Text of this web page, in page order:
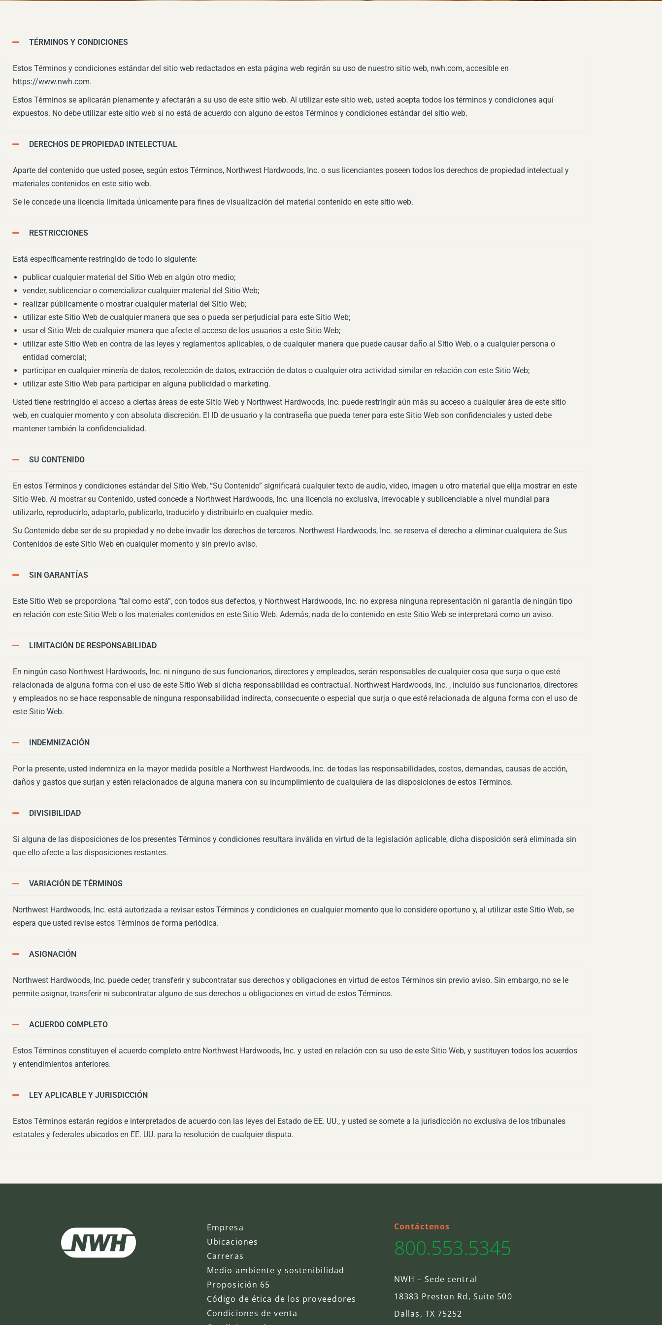
TÉRMINOS Y CONDICIONES
Estos Términos y condiciones estándar del sitio web redactados en esta página web regirán su uso de nuestro sitio web, nwh.com, accesible en
https://www.nwh.com.
Estos Términos se aplicarán plenamente y afectarán a su uso de este sitio web. Al utilizar este sitio web, usted acepta todos los términos y condiciones aquí
expuestos. No debe utilizar este sitio web si no está de acuerdo con alguno de estos Términos y condiciones estándar del sitio web.
DERECHOS DE PROPIEDAD INTELECTUAL
Aparte del contenido que usted posee, según estos Términos, Northwest Hardwoods, Inc. o sus licenciantes poseen todos los derechos de propiedad intelectual y
materiales contenidos en este sitio web.
Se le concede una licencia limitada únicamente para fines de visualización del material contenido en este sitio web.
RESTRICCIONES
Está específicamente restringido de todo lo siguiente:
publicar cualquier material del Sitio Web en algún otro medio;
vender, sublicenciar o comercializar cualquier material del Sitio Web;
realizar públicamente o mostrar cualquier material del Sitio Web;
utilizar este Sitio Web de cualquier manera que sea o pueda ser perjudicial para este Sitio Web;
usar el Sitio Web de cualquier manera que afecte el acceso de los usuarios a este Sitio Web;
utilizar este Sitio Web en contra de las leyes y reglamentos aplicables, o de cualquier manera que puede causar daño al Sitio Web, o a cualquier persona o
entidad comercial;
participar en cualquier minería de datos, recolección de datos, extracción de datos o cualquier otra actividad similar en relación con este Sitio Web;
utilizar este Sitio Web para participar en alguna publicidad o marketing.
Usted tiene restringido el acceso a ciertas áreas de este Sitio Web y Northwest Hardwoods, Inc. puede restringir aún más su acceso a cualquier área de este sitio
web, en cualquier momento y con absoluta discreción. El ID de usuario y la contraseña que pueda tener para este Sitio Web son confidenciales y usted debe
mantener también la confidencialidad.
SU CONTENIDO
En estos Términos y condiciones estándar del Sitio Web, “Su Contenido” significará cualquier texto de audio, video, imagen u otro material que elija mostrar en este
Sitio Web. Al mostrar su Contenido, usted concede a Northwest Hardwoods, Inc. una licencia no exclusiva, irrevocable y sublicenciable a nivel mundial para
utilizarlo, reproducirlo, adaptarlo, publicarlo, traducirlo y distribuirlo en cualquier medio.
Su Contenido debe ser de su propiedad y no debe invadir los derechos de terceros. Northwest Hardwoods, Inc. se reserva el derecho a eliminar cualquiera de Sus
Contenidos de este Sitio Web en cualquier momento y sin previo aviso.
SIN GARANTÍAS
Este Sitio Web se proporciona “tal como está”, con todos sus defectos, y Northwest Hardwoods, Inc. no expresa ninguna representación ni garantía de ningún tipo
en relación con este Sitio Web o los materiales contenidos en este Sitio Web. Además, nada de lo contenido en este Sitio Web se interpretará como un aviso.
LIMITACIÓN DE RESPONSABILIDAD
En ningún caso Northwest Hardwoods, Inc. ni ninguno de sus funcionarios, directores y empleados, serán responsables de cualquier cosa que surja o que esté
relacionada de alguna forma con el uso de este Sitio Web si dicha responsabilidad es contractual. Northwest Hardwoods, Inc. , incluido sus funcionarios, directores
y empleados no se hace responsable de ninguna responsabilidad indirecta, consecuente o especial que surja o que esté relacionada de alguna forma con el uso de
este Sitio Web.
INDEMNIZACIÓN
Por la presente, usted indemniza en la mayor medida posible a Northwest Hardwoods, Inc. de todas las responsabilidades, costos, demandas, causas de acción,
daños y gastos que surjan y estén relacionados de alguna manera con su incumplimiento de cualquiera de las disposiciones de estos Términos.
DIVISIBILIDAD
Si alguna de las disposiciones de los presentes Términos y condiciones resultara inválida en virtud de la legislación aplicable, dicha disposición será eliminada sin
que ello afecte a las disposiciones restantes.
VARIACIÓN DE TÉRMINOS
Northwest Hardwoods, Inc. está autorizada a revisar estos Términos y condiciones en cualquier momento que lo considere oportuno y, al utilizar este Sitio Web, se
espera que usted revise estos Términos de forma periódica.
ASIGNACIÓN
Northwest Hardwoods, Inc. puede ceder, transferir y subcontratar sus derechos y obligaciones en virtud de estos Términos sin previo aviso. Sin embargo, no se le
permite asignar, transferir ni subcontratar alguno de sus derechos u obligaciones en virtud de estos Términos.
ACUERDO COMPLETO
Estos Términos constituyen el acuerdo completo entre Northwest Hardwoods, Inc. y usted en relación con su uso de este Sitio Web, y sustituyen todos los acuerdos
y entendimientos anteriores.
LEY APLICABLE Y JURISDICCIÓN
Estos Términos estarán regidos e interpretados de acuerdo con las leyes del Estado de EE. UU., y usted se somete a la jurisdicción no exclusiva de los tribunales
estatales y federales ubicados en EE. UU. para la resolución de cualquier disputa.
Empresa
Ubicaciones
Carreras
Medio ambiente y sostenibilidad
Proposición 65
Código de ética de los proveedores
Condiciones de venta
Contáctenos
800.553.5345
NWH – Sede central
18383 Preston Rd, Suite 500
Dallas, TX 75252